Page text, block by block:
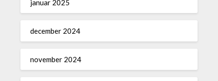
januar 2025
december 2024
november 2024